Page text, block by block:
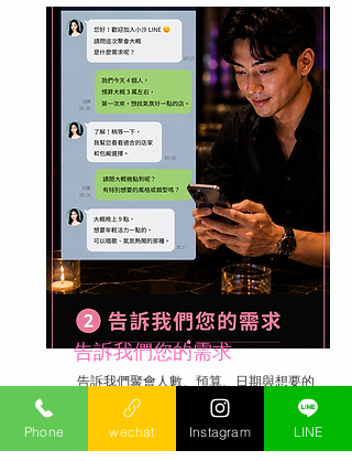
告訴我們您的需求
告訴我們聚會人數、預算、日期與想要的
氛圍，小沙會依照您的需求整理適合的安
排，協助您快速找到合適的店家。
Phone wechat Instagram LINE